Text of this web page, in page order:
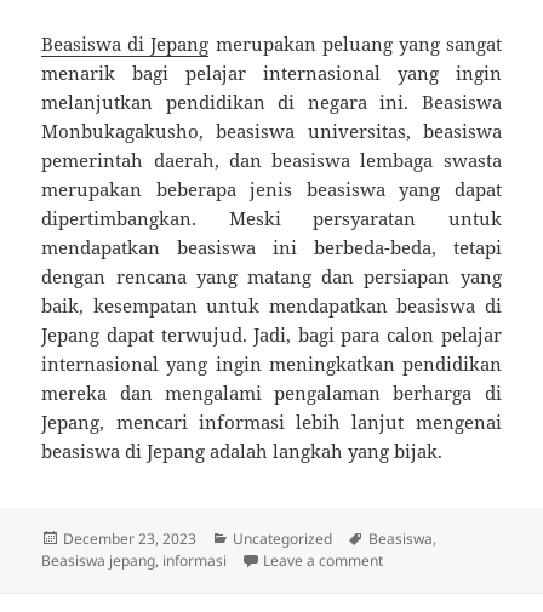
Beasiswa di Jepang merupakan peluang yang sangat
menarik bagi pelajar internasional yang ingin
melanjutkan pendidikan di negara ini. Beasiswa
Monbukagakusho, beasiswa universitas, beasiswa
pemerintah daerah, dan beasiswa lembaga swasta
merupakan beberapa jenis beasiswa yang dapat
dipertimbangkan. Meski persyaratan untuk
mendapatkan beasiswa ini berbeda-beda, tetapi
dengan rencana yang matang dan persiapan yang
baik, kesempatan untuk mendapatkan beasiswa di
Jepang dapat terwujud. Jadi, bagi para calon pelajar
internasional yang ingin meningkatkan pendidikan
mereka dan mengalami pengalaman berharga di
Jepang, mencari informasi lebih lanjut mengenai
beasiswa di Jepang adalah langkah yang bijak.
Posted
on
December 23, 2023 Categories
Uncategorized Tags
Beasiswa,
Beasiswa jepang, informasi Leave a commenton Informasi Beasiswa